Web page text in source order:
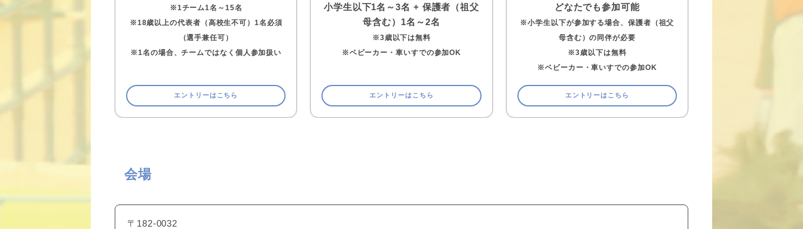
※1チーム1名～15名
※18歳以上の代表者（高校生不可）1名必須
（選手兼任可）
※1名の場合、チームではなく個人参加扱い
エントリーはこちら
小学生以下1名～3名 + 保護者（祖父
母含む）1名～2名
※3歳以下は無料
※ベビーカー・車いすでの参加OK
エントリーはこちら
どなたでも参加可能
※小学生以下が参加する場合、保護者（祖父
母含む）の同伴が必要
※3歳以下は無料
※ベビーカー・車いすでの参加OK
エントリーはこちら
会場
〒182-0032